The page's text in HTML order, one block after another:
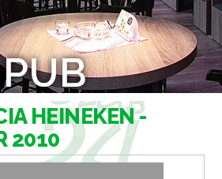
PUB
HEINEKEN -
2010